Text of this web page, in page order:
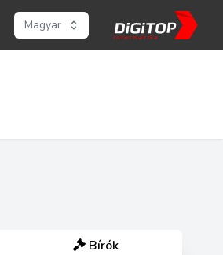
Magyar
Bírók